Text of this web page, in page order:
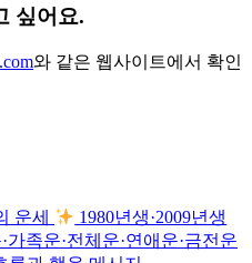
싶어요.
와 같은 웹사이트에서 확인
운세
1980년생·2009년생
가족운·전체운·연애운·금전운